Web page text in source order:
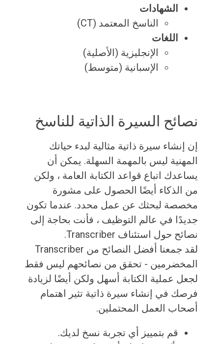
الشهادات
الناسخ المعتمد (CT)
اللغات
الإنجليزية (الأصلية)
الإسبانية (متوسط)
نصائح السيرة الذاتية للناسخ
إن إنشاء سيرة ذاتية مثالية لبدء حياتك
المهنية ليس بالمهمة السهلة. يمكن أن
يساعدك اتباع قواعد الكتابة العامة ، ولكن
من الذكاء أيضًا الحصول على مشورة
مخصصة لبحثك عن عمل محدد. عندما تكون
جديدًا في عالم التوظيف ، فأنت بحاجة إلى
نصائح حول استئناف Transcriber.
لقد جمعنا أفضل النصائح من Transcriber
المخضرمين - تحقق من نصائحهم ليس فقط
لجعل عملية الكتابة أسهل ولكن أيضًا لزيادة
فرصك في إنشاء سيرة ذاتية تثير اهتمام
أصحاب العمل المحتملين.
قم بتمييز أي تجربة نسخ لديك.